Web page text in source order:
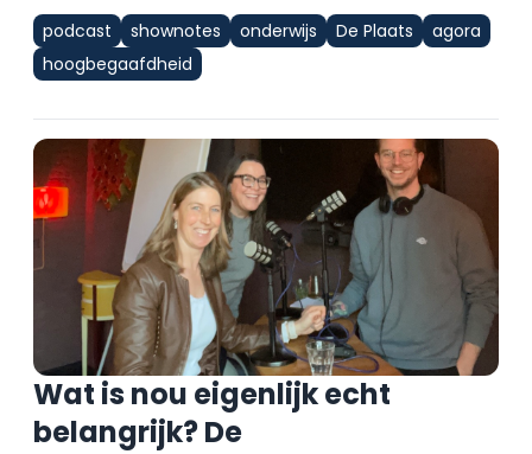
podcast shownotes onderwijs De Plaats
agora
hoogbegaafdheid
Wat is nou eigenlijk echt
belangrijk? De